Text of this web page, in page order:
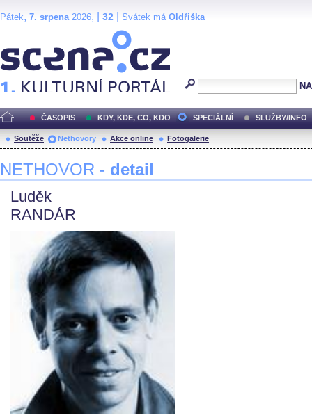
Pátek, 7. srpena2026, | 32 Svátek má Oldřiška
ČASOPIS KDY, KDE, CO, KDO SPECIÁLNÍ SLUŽBY/INFO
Soutěže Nethovory Akce online Fotogalerie
NETHOVOR - detail
Luděk
RANDÁR